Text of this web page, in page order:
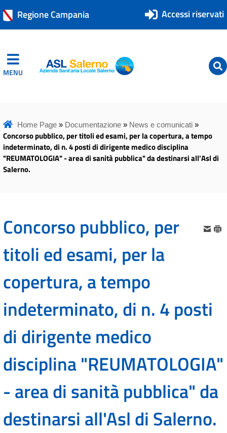
Regione Campania Accessi riservati
MENU ASL Salerno
ASL Salerno
Home Page» Documentazione» News e comunicati»
Concorso pubblico, per titoli ed esami, per la copertura, a tempo
indeterminato, di n. 4 posti di dirigente medico disciplina
"REUMATOLOGIA" - area di sanità pubblica" da destinarsi all'Asl di
Salerno.
Concorso pubblico, per
titoli ed esami, per la
copertura, a tempo
indeterminato, di n. 4 posti
di dirigente medico
disciplina "REUMATOLOGIA"
- area di sanità pubblica" da
destinarsi all'Asl di Salerno.